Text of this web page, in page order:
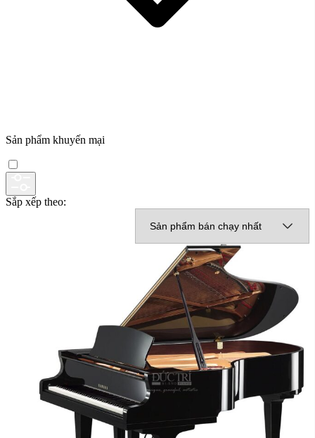
Sản phẩm khuyến mại
Sắp xếp theo: